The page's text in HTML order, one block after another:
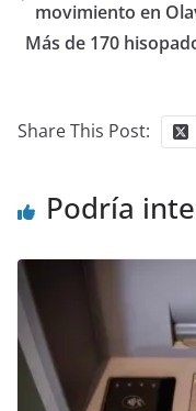
movimiento en
Más de 170
Share This Post:
Podría